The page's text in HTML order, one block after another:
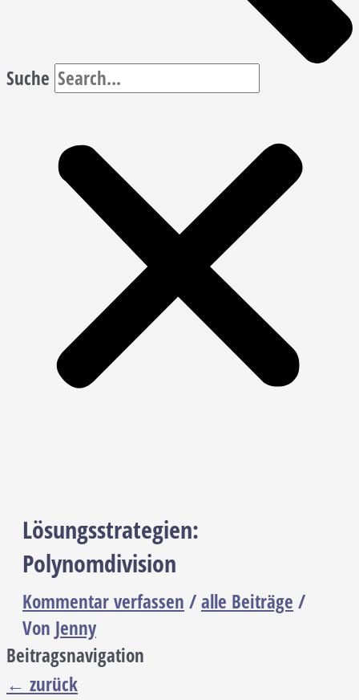
Suche
Lösungsstrategien:
Polynomdivision
Kommentar verfassen /alle Beiträge /
Von Jenny
Beitragsnavigation
← zurück